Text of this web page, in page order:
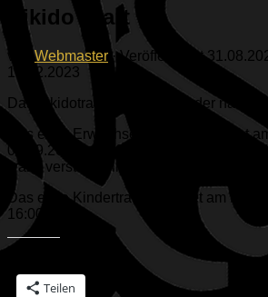
Aikido Start
vonWebmaster · Veröffentlicht
10.02.2023
Das Aikidotraining startet wieder nach
Das erste Erwachsenentraining findet
06.09.2022 um 19Uhr statt. Zusätzlich
waza verstärkt eingebaut.
Das erste Kindertraining findet am
16:00 statt.
Teilen